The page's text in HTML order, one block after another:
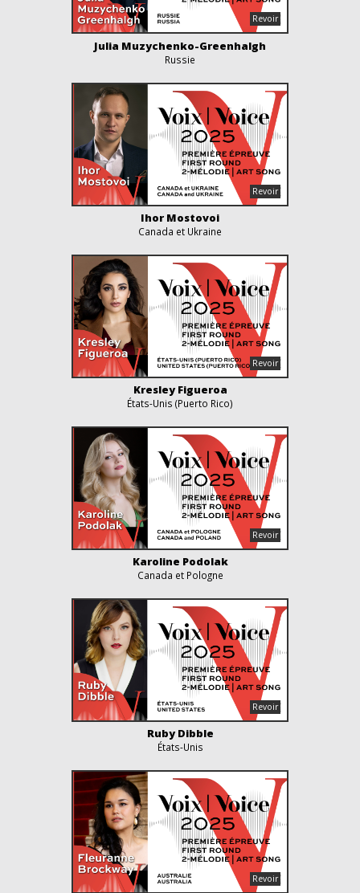
Julia Muzychenko-Greenhalgh
Russie
Ihor Mostovoi
Canada et Ukraine
Kresley Figueroa
États-Unis (Puerto Rico)
Karoline Podolak
Canada et Pologne
Ruby Dibble
États-Unis